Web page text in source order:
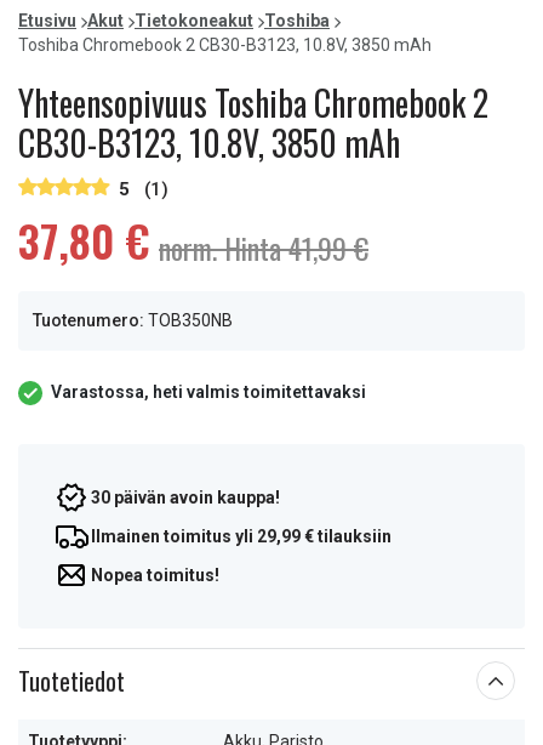
012
of
3
Etusivu Akut Tietokoneakut
Toshiba
Toshiba Chromebook 2 CB30-B3123, 10.8V, 3850 mAh
Yhteensopivuus Toshiba Chromebook 2
CB30-B3123, 10.8V, 3850 mAh
5 (1)
37,80 € norm. Hinta 41,99 €
Tuotenumero: TOB350NB
Varastossa, heti valmis toimitettavaksi
30 päivän avoin kauppa!
Ilmainen toimitus yli 29,99 € tilauksiin
Nopea toimitus!
Tuotetiedot